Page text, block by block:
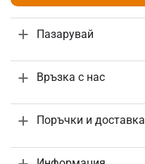
Пазарувай
Връзка с нас
Поръчки и доставка